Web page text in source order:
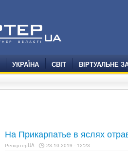
УКРАЇНА СВІТ ВІРТУАЛЬНЕ
На Прикарпатье в яслях
РепортерUA 23.10.2019 - 12:23